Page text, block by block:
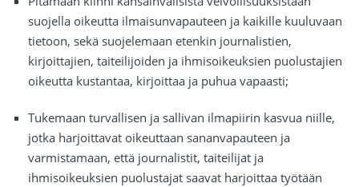
suojella oikeutta ilmaisunvapauteen ja kaikille kuuluvaan
tietoon, sekä suojelemaan etenkin journalistien,
kirjoittajien, taiteilijoiden ja ihmisoikeuksien puolustajien
oikeutta kustantaa, kirjoittaa ja puhua vapaasti;
Tukemaan turvallisen ja sallivan ilmapiirin kasvua niille,
jotka harjoittavat oikeuttaan sananvapauteen ja
varmistamaan, että journalistit, taiteilijat ja
ihmisoikeuksien puolustajat saavat harjoittaa työtään